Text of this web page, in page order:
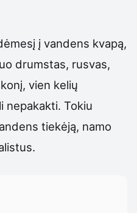
į vandens kvapą,
drumstas, rusvas,
vien kelių
nepakakti. Tokiu
tiekėją, namo